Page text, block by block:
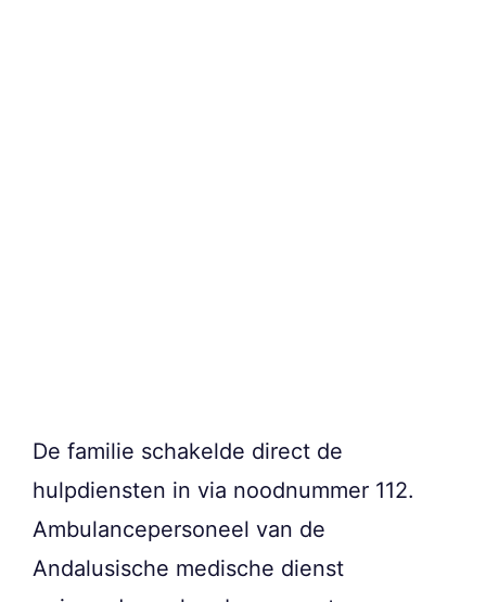
De familie schakelde direct de
hulpdiensten in via noodnummer 112.
Ambulancepersoneel van de
Andalusische medische dienst